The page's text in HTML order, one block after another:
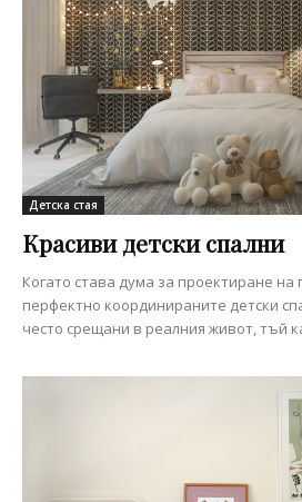
Детска стая
Красиви детски спални
Когато става дума за проектиране на
перфектно координираните детски
често срещани в реалния живот, тъй